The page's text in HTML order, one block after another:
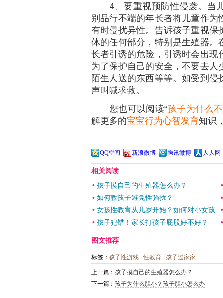
4、要重视预防性侵袭。当儿
别品行不端的年长者将儿童作为
有时侵扰异性。告诉孩子重视保
体的任何部分，特别是生殖器。
长者引诱的危险，引诱时会出现
为了保护自己的安全，不要去人
陌生人送的东西等等。如受到侵
声叫喊求救。
您也可以阅读“孩子为什么
解更多的宝宝行为心智发育知识
QQ空间 新浪微博 腾讯微博 人人网
相关阅读
• 孩子摸自己的生殖器怎么办？
• 如何教孩子避免性骚扰？
• 女孩性教育从几岁开始？如何对小女孩
• 孩子犯错！家长打孩子屁股好不好？
图文推荐
标签： 孩子性游戏 性教育 孩子过家家
上一篇： 孩子摸自己的生殖器怎么办？
下一篇： 孩子为什么胆小？孩子胆小怎么办